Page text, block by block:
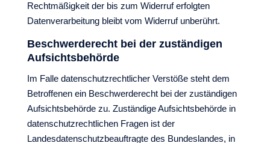
Rechtmäßigkeit der bis zum Widerruf erfolgten
Datenverarbeitung bleibt vom Widerruf unberührt.
Beschwerderecht bei der zuständigen
Aufsichtsbehörde
Im Falle datenschutzrechtlicher Verstöße steht dem
Betroffenen ein Beschwerderecht bei der zuständigen
Aufsichtsbehörde zu. Zuständige Aufsichtsbehörde in
datenschutzrechtlichen Fragen ist der
Landesdatenschutzbeauftragte des Bundeslandes, in